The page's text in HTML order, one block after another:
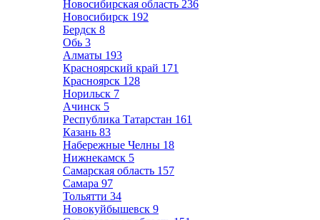
Новосибирская область 236
Новосибирск 192
Бердск 8
Обь 3
Алматы 193
Красноярский край 171
Красноярск 128
Норильск 7
Ачинск 5
Республика Татарстан 161
Казань 83
Набережные Челны 18
Нижнекамск 5
Самарская область 157
Самара 97
Тольятти 34
Новокуйбышевск 9